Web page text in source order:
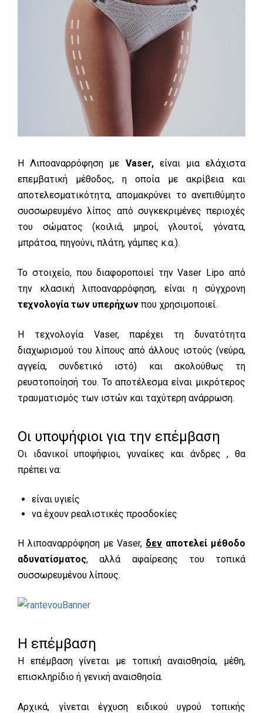
Η Λιποαναρρόφηση με Vaser,είναι μια ελάχιστα
επεμβατική μέθοδος, η οποία με ακρίβεια και
αποτελεσματικότητα, απομακρύνει το ανεπιθύμητο
συσσωρευμένο λίπος από συγκεκριμένες περιοχές
του σώματος (κοιλιά, μηροί, γλουτοί, γόνατα,
μπράτσα, πηγούνι, πλάτη, γάμπες κ.α.).
Το στοιχείο, που διαφοροποιεί την Vaser Lipo από
την κλασική λιποαναρρόφηση, είναι η σύγχρονη
τεχνολογία των υπερήχων που χρησιμοποιεί.
H τεχνολογία Vaser, παρέχει τη δυνατότητα
διαχωρισμού του λίπους από άλλους ιστούς (νεύρα,
αγγεία, συνδετικό ιστό) και ακολούθως τη
ρευστοποίησή του. Το αποτέλεσμα είναι μικρότερος
τραυματισμός των ιστών και ταχύτερη ανάρρωση.
Οι υποψήφιοι για την επέμβαση
Οι ιδανικοί υποψήφιοι, γυναίκες και άνδρες , θα
πρέπει να:
είναι υγιείς
να έχουν ρεαλιστικές προσδοκίες
Η λιποαναρρόφηση με Vaser, δεναποτελεί μέθοδο
αδυνατίσματος, αλλά αφαίρεσης του τοπικά
συσσωρευμένου λίπους.
Η επέμβαση
Η επέμβαση γίνεται με τοπική αναισθησία, μέθη,
επισκληρίδιο ή γενική αναισθησία.
Αρχικά, γίνεται έγχυση ειδικού υγρού τοπικής